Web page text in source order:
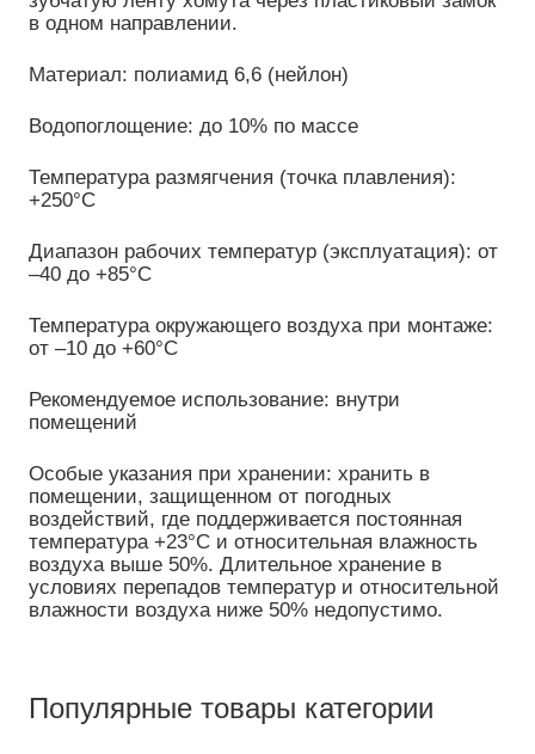
в одном направлении.
Материал: полиамид 6,6 (нейлон)
Водопоглощение: до 10% по массе
Температура размягчения (точка плавления):
+250°C
Диапазон рабочих температур (эксплуатация): от
–40 до +85°C
Температура окружающего воздуха при монтаже:
от –10 до +60°C
Рекомендуемое использование: внутри
помещений
Особые указания при хранении: хранить в
помещении, защищенном от погодных
воздействий, где поддерживается постоянная
температура +23°C и относительная влажность
воздуха выше 50%. Длительное хранение в
условиях перепадов температур и относительной
влажности воздуха ниже 50% недопустимо.
Популярные товары категории